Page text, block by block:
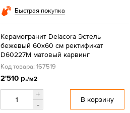
Быстрая покупка
Керамогранит Delacora Эстель
бежевый 60x60 см ректификат
D60227M матовый карвинг
Код товара: 167519
2'510 р./м2
+
-
В корзину